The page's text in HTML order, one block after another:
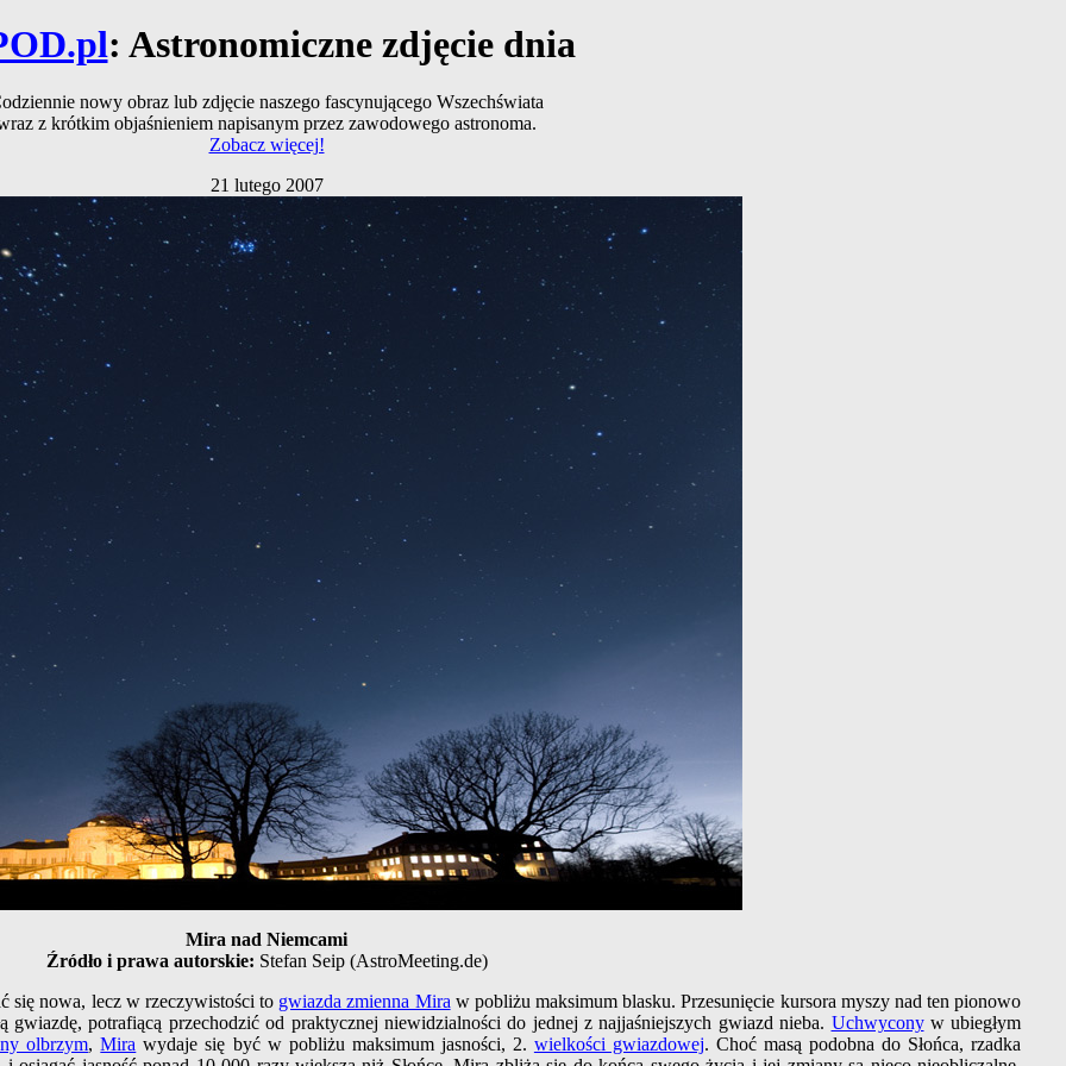
: Astronomiczne zdjęcie dnia
nowy obraz lub zdjęcie naszego fascynującego Wszechświata
z krótkim objaśnieniem napisanym przez zawodowego astronoma.
Zobacz więcej!
21 lutego 2007
Mira nad Niemcami
Źródło i prawa autorskie: Stefan Seip (AstroMeeting.de)
się nowa, lecz w rzeczywistości to gwiazda zmienna Mira w pobliżu maksimum blasku. Przesunięcie kursora myszy nad ten pionowo
gwiazdę, potrafiącą przechodzić od praktycznej niewidzialności do jednej z najjaśniejszych gwiazd nieba. Uchwyconyw ubiegłym
olbrzym,Mira wydaje się być w pobliżu maksimum jasności, 2. wielkości gwiazdowej. Choć masą podobna do Słońca, rzadka